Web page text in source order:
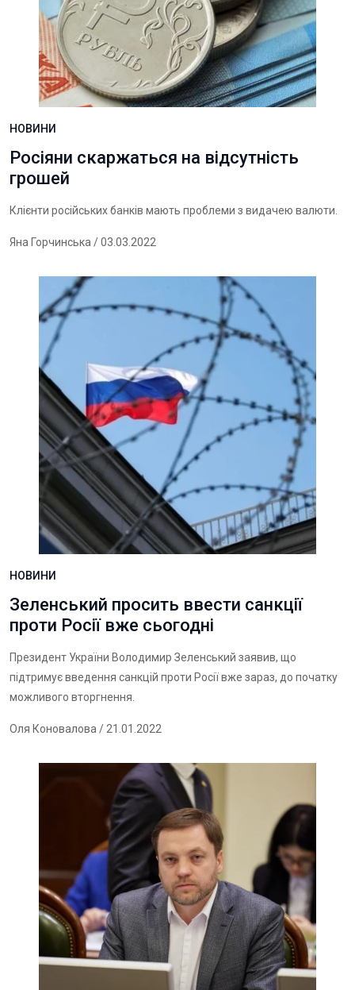
НОВИНИ
Росіяни скаржаться на відсутність
грошей
Клієнти російських банків мають проблеми з видачею валюти.
Яна Горчинська / 03.03.2022
НОВИНИ
Зеленський просить ввести санкції
проти Росії вже сьогодні
Президент України Володимир Зеленський заявив, що
підтримує введення санкцій проти Росії вже зараз, до початку
можливого вторгнення.
Оля Коновалова / 21.01.2022